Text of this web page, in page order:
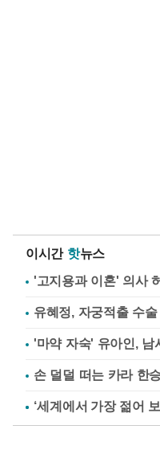
이시간 핫뉴스
'고지용과 이혼' 의사
유혜정, 자궁적출 수
'마약 자숙' 유아인, 남
손 덜덜 떠는 카라 한